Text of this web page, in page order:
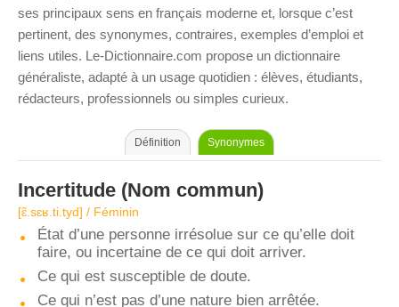
ses principaux sens en français moderne et, lorsque c’est
pertinent, des synonymes, contraires, exemples d’emploi et
liens utiles. Le-Dictionnaire.com propose un dictionnaire
généraliste, adapté à un usage quotidien : élèves, étudiants,
rédacteurs, professionnels ou simples curieux.
Définition Synonymes
Incertitude (Nom commun)
[ɛ̃.sɛʁ.ti.tyd] / Féminin
État d’une personne irrésolue sur ce qu’elle doit
faire, ou incertaine de ce qui doit arriver.
Ce qui est susceptible de doute.
Ce qui n’est pas d’une nature bien arrêtée.